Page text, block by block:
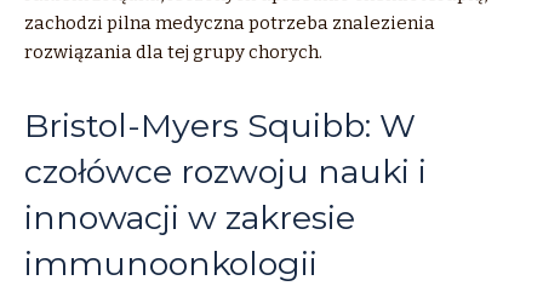
zachodzi pilna medyczna potrzeba znalezienia
rozwiązania dla tej grupy chorych.
Bristol-Myers Squibb: W
czołówce rozwoju nauki i
innowacji w zakresie
immunoonkologii